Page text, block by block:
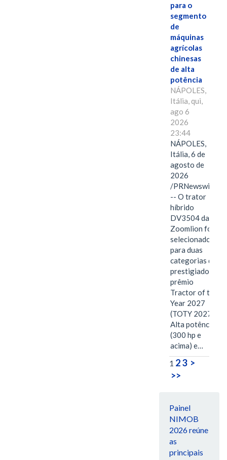
para o
segmento
de
máquinas
agrícolas
chinesas
de alta
potência
NÁPOLES,
Itália, qui,
ago 6
2026
23:44
NÁPOLES,
Itália, 6 de
agosto de
2026
/PRNewswire/
-- O trator
híbrido
DV3504 da
Zoomlion foi
selecionado
para duas
categorias do
prestigiado
prêmio
Tractor of the
Year 2027
(TOTY 2027:
Alta potência
(300 hp e
acima) e…
1 23 >
>>
Painel
NIMOB
2026 reúne
as
principais